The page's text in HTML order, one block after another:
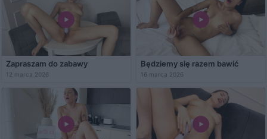
Zapraszam do zabawy
12 marca 2026
Będziemy się razem bawić
16 marca 2026